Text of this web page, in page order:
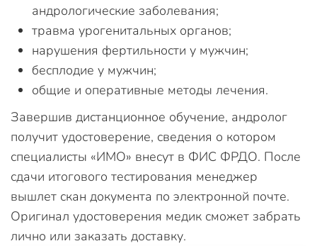
андрологические заболевания;
травма урогенитальных органов;
нарушения фертильности у мужчин;
бесплодие у мужчин;
общие и оперативные методы лечения.
Завершив дистанционное обучение, андролог
получит удостоверение, сведения о котором
специалисты «ИМО» внесут в ФИС ФРДО. После
сдачи итогового тестирования менеджер
вышлет скан документа по электронной почте.
Оригинал удостоверения медик сможет забрать
лично или заказать доставку.